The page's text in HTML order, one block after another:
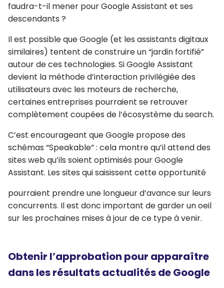
faudra-t-il mener pour Google Assistant et ses
descendants ?
Il est possible que Google (et les assistants digitaux
similaires) tentent de construire un “jardin fortifié”
autour de ces technologies. Si Google Assistant
devient la méthode d’interaction privilégiée des
utilisateurs avec les moteurs de recherche,
certaines entreprises pourraient se retrouver
complètement coupées de l’écosystème du search.
C’est encourageant que Google propose des
schémas “Speakable” : cela montre qu’il attend des
sites web qu’ils soient optimisés pour Google
Assistant. Les sites qui saisissent cette opportunité
pourraient prendre une longueur d’avance sur leurs
concurrents. Il est donc important de garder un oeil
sur les prochaines mises à jour de ce type à venir.
Obtenir l’approbation pour apparaître
dans les résultats actualités de Google